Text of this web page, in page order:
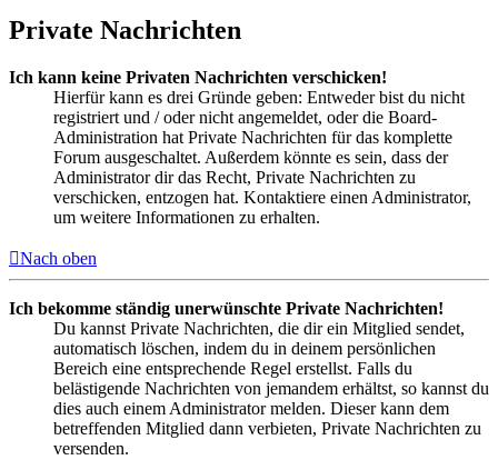
Private Nachrichten
Ich kann keine Privaten Nachrichten verschicken!
Hierfür kann es drei Gründe geben: Entweder bist du nicht
registriert und / oder nicht angemeldet, oder die Board-
Administration hat Private Nachrichten für das komplette
Forum ausgeschaltet. Außerdem könnte es sein, dass der
Administrator dir das Recht, Private Nachrichten zu
verschicken, entzogen hat. Kontaktiere einen Administrator,
um weitere Informationen zu erhalten.
Nach oben
Ich bekomme ständig unerwünschte Private Nachrichten!
Du kannst Private Nachrichten, die dir ein Mitglied sendet,
automatisch löschen, indem du in deinem persönlichen
Bereich eine entsprechende Regel erstellst. Falls du
belästigende Nachrichten von jemandem erhältst, so kannst du
dies auch einem Administrator melden. Dieser kann dem
betreffenden Mitglied dann verbieten, Private Nachrichten zu
versenden.